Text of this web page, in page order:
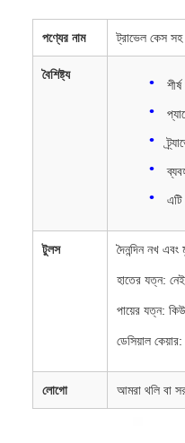
পণ্যের নাম ট্রাভেল কেস
বৈশিষ্ট্য
টুলস দৈনন্দিন নখ
হাতের যত্ন:
পায়ের যত্ন:
ডেসিয়াল
লোগো আমরা থলি বা